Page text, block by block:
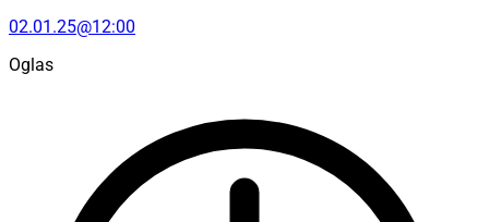
02.01.25@12:00
Oglas